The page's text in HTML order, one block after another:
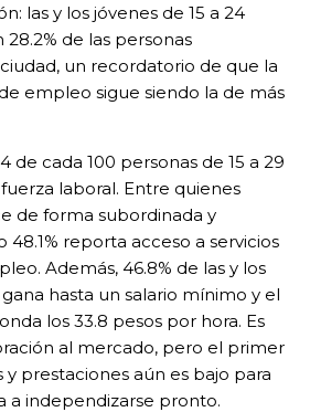
las y los jóvenes de 15 a 24
de las personas
un recordatorio de que la
empleo sigue siendo la de más
de cada 100 personas de 15 a 29
laboral. Entre quienes
de forma subordinada y
48.1% reporta acceso a servicios
Además, 46.8% de las y los
hasta un salario mínimo y el
los 33.8 pesos por hora. Es
al mercado, pero el primer
y prestaciones aún es bajo para
a independizarse pronto.